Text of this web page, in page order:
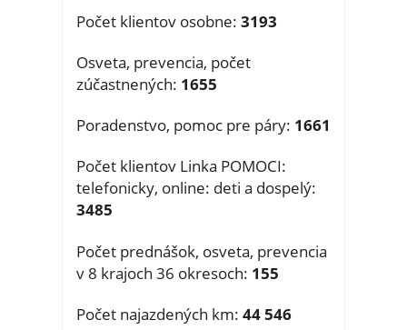
Počet klientov osobne: 3193
Osveta, prevencia, počet
zúčastnených: 1655
Poradenstvo, pomoc pre páry: 1661
Počet klientov Linka POMOCI:
telefonicky, online: deti a dospelý:
3485
Počet prednášok, osveta, prevencia
v 8 krajoch 36 okresoch: 155
Počet najazdených km: 44 546